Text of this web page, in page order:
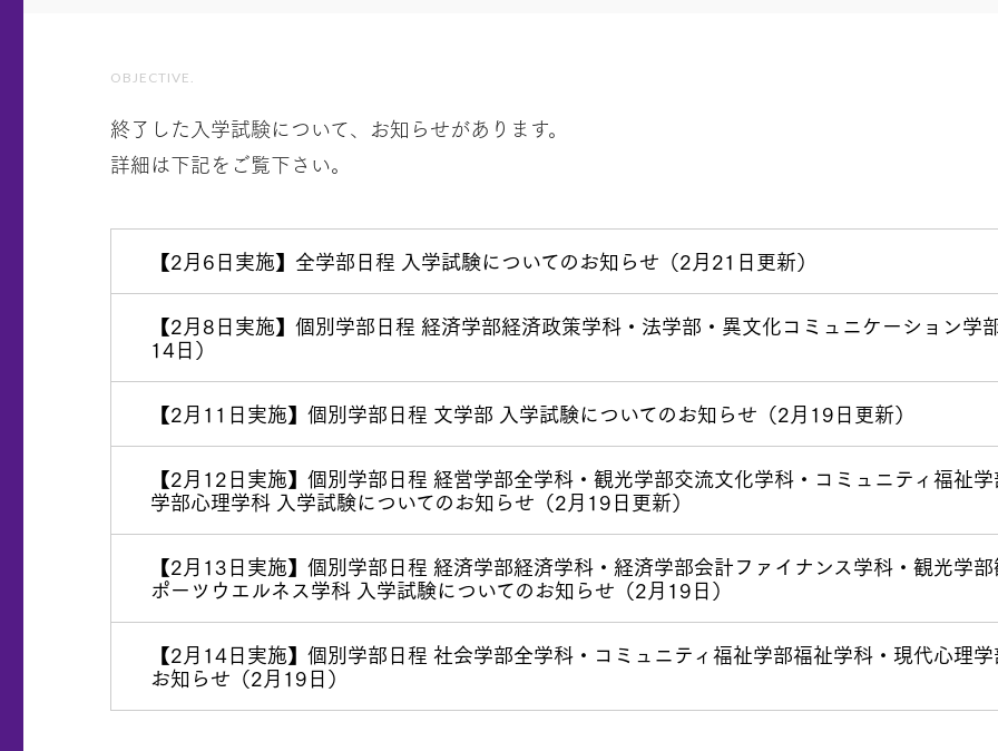
OBJECTIVE.
終了した入学試験について、お知らせがあります。
詳細は下記をご覧下さい。
【2月6日実施】全学部日程 入学試験についてのお知らせ（2月21日更新）
【2月8日実施】個別学部日程 経済学部経済政策学科・法学部・異文化コミュニケーション学
14日）
【2月11日実施】個別学部日程 文学部 入学試験についてのお知らせ（2月19日更新）
【2月12日実施】個別学部日程 経営学部全学科・観光学部交流文化学科・コミュニティ福祉
学部心理学科 入学試験についてのお知らせ（2月19日更新）
【2月13日実施】個別学部日程 経済学部経済学科・経済学部会計ファイナンス学科・観光学
ポーツウエルネス学科 入学試験についてのお知らせ（2月19日）
【2月14日実施】個別学部日程 社会学部全学科・コミュニティ福祉学部福祉学科・現代心理
お知らせ（2月19日）